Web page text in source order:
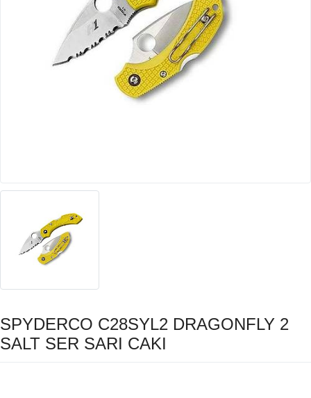
SPYDERCO C28SYL2 DRAGONFLY 2
SALT SER SARI CAKI